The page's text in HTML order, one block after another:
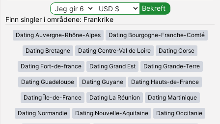
Finn singler i områdene: Frankrike
Dating Auvergne-Rhône-Alpes Dating Bourgogne-Franche-Comté
Dating Bretagne Dating Centre-Val de Loire Dating Corse
Dating Fort-de-france Dating Grand Est Dating Grande-Terre
Dating Guadeloupe Dating Guyane Dating Hauts-de-France
Dating Île-de-France Dating La Réunion Dating Martinique
Dating Normandie Dating Nouvelle-Aquitaine Dating Occitanie